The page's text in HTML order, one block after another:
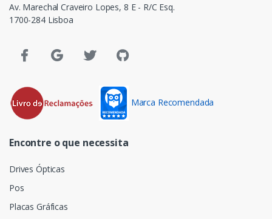
Av. Marechal Craveiro Lopes, 8 E - R/C Esq.
1700-284 Lisboa
Marca Recomendada
Encontre o que necessita
Drives Ópticas
Pos
Placas Gráficas